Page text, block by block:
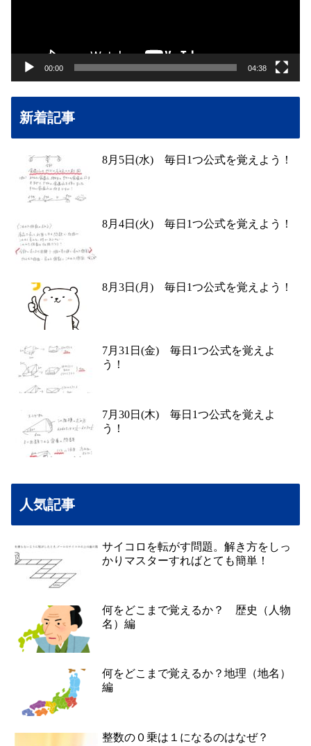
00:00 04:38
新着記事
8月5日(水) 毎日1つ公式を覚えよう！
8月4日(火) 毎日1つ公式を覚えよう！
8月3日(月) 毎日1つ公式を覚えよう！
7月31日(金) 毎日1つ公式を覚えよ
う！
7月30日(木) 毎日1つ公式を覚えよ
う！
人気記事
サイコロを転がす問題。解き方をしっ
かりマスターすればとても簡単！
何をどこまで覚えるか？ 歴史（人物
名）編
何をどこまで覚えるか？地理（地名）
編
整数の０乗は１になるのはなぜ？